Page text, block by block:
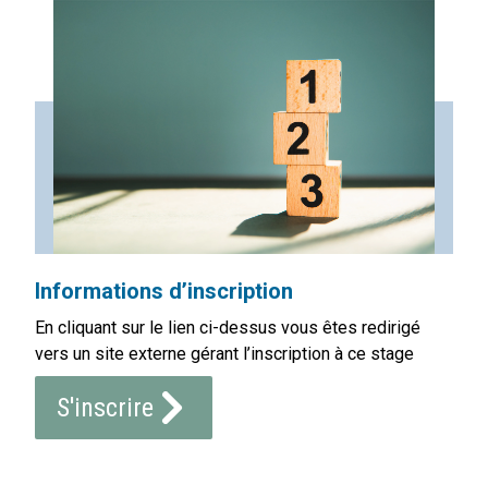
Informations d’inscription
En cliquant sur le lien ci-dessus vous êtes redirigé
vers un site externe gérant l’inscription à ce stage
S'inscrire